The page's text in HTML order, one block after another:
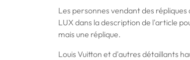
Les personnes vendant des répliques
LUX dans la description de l'article
mais une réplique.
Louis Vuitton et d'autres détaillants